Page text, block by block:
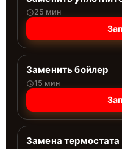
25 мин
Заменить бойлер
15 мин
Замена термостата